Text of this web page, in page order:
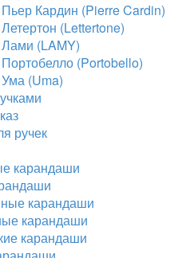
Кардин (Pierre Cardin)
(Lettertone)
Лами (LAMY)
(Portobello)
(Uma)
ручек
карандаши
карандаши
карандаши
карандаши